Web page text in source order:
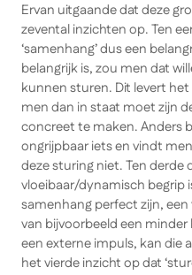
Ervan uitgaande dat deze
zevental inzichten op. Ten
‘samenhang’ dus een
belangrijk is, zou men dat
kunnen sturen. Dit levert
men dan in staat moet zijn
concreet te maken. Anders
ongrijpbaar iets en vindt
deze sturing niet. Ten derde
vloeibaar/dynamisch begrip
samenhang perfect zijn,
van bijvoorbeeld een
een externe impuls, kan die
het vierde inzicht op dat